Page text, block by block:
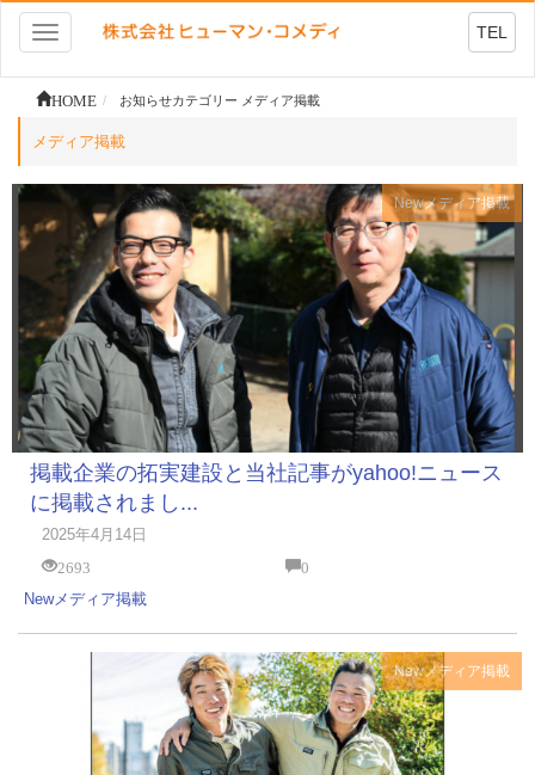
Toggle
navigation
TEL
HOME お知らせカテゴリー メディア掲載
メディア掲載
Newメディア掲載
掲載企業の拓実建設と当社記事がyahoo!ニュース
に掲載されまし...
2025年4月14日
2693
0
Newメディア掲載
Newメディア掲載